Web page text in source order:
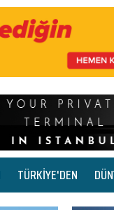
TÜRKİYE'DEN